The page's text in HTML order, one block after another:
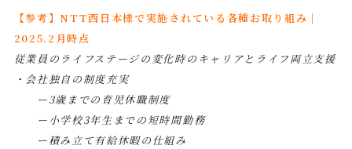
【参考】NTT西日本様で実施されている各種お取り組み｜
2025.2月時点
従業員のライフステージの変化時のキャリアとライフ両立支援
・会社独自の制度充実
ー3歳までの育児休職制度
ー小学校3年生までの短時間勤務
ー積み立て有給休暇の仕組み